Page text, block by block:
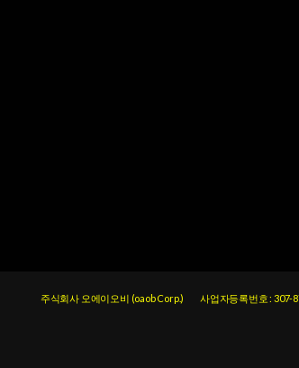
주식회사 오에이오비 (oaob Corp.) 사업자등록번호 : 307-